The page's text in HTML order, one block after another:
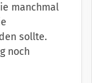
manchmal
sollte.
noch